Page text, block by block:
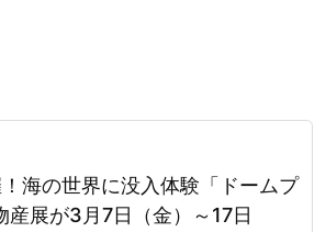
海の世界に没入体験「ドームプ
産展が3月7日（金）～17日